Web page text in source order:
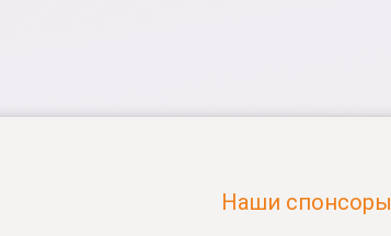
Наши спонсоры